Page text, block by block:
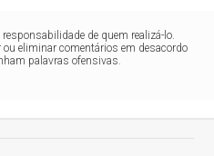
de quem realizá-lo.
ou eliminar comentários em desacordo
palavras ofensivas.